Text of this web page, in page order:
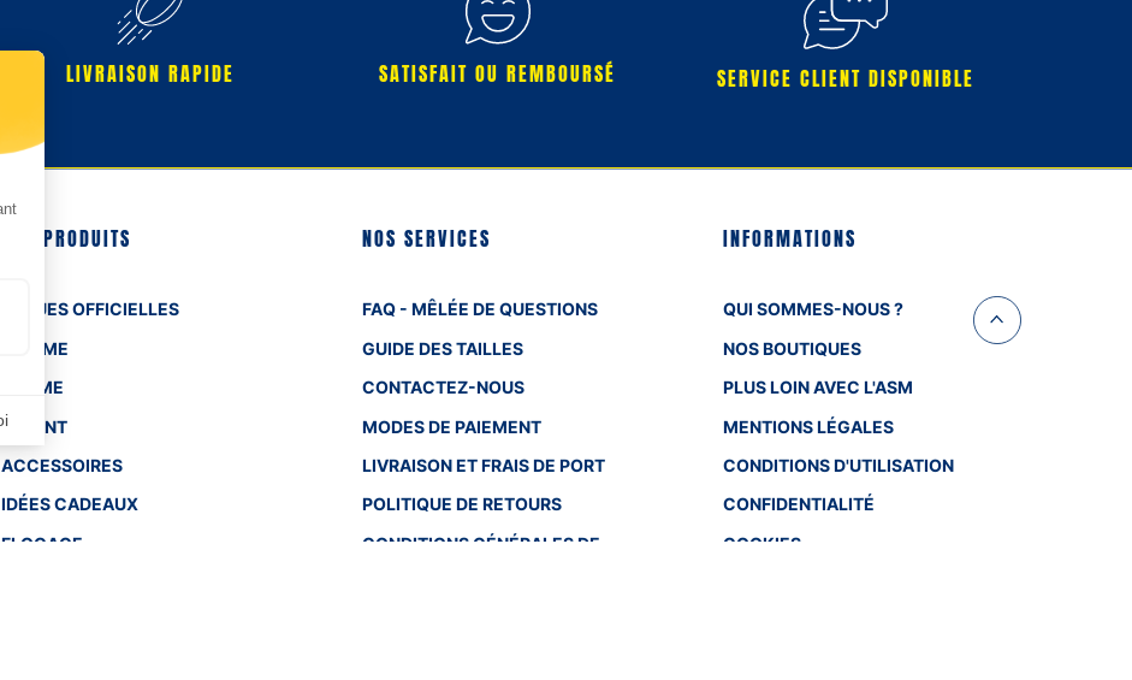
LIVRAISON RAPIDE SATISFAIT OU REMBOURSÉ SERVICE CLIENT DISPONIBLE
NOS PRODUITS
TENUES OFFICIELLES
HOMME
FEMME
ENFANT
ACCESSOIRES
IDÉES CADEAUX
FLOCAGE
NOS SERVICES
FAQ - MÊLÉE DE QUESTIONS
GUIDE DES TAILLES
CONTACTEZ-NOUS
MODES DE PAIEMENT
LIVRAISON ET FRAIS DE PORT
POLITIQUE DE RETOURS
CONDITIONS GÉNÉRALES DE
INFORMATIONS
QUI SOMMES-NOUS ?
NOS BOUTIQUES
PLUS LOIN AVEC L'ASM
MENTIONS LÉGALES
CONDITIONS D'UTILISATION
CONFIDENTIALITÉ
COOKIES